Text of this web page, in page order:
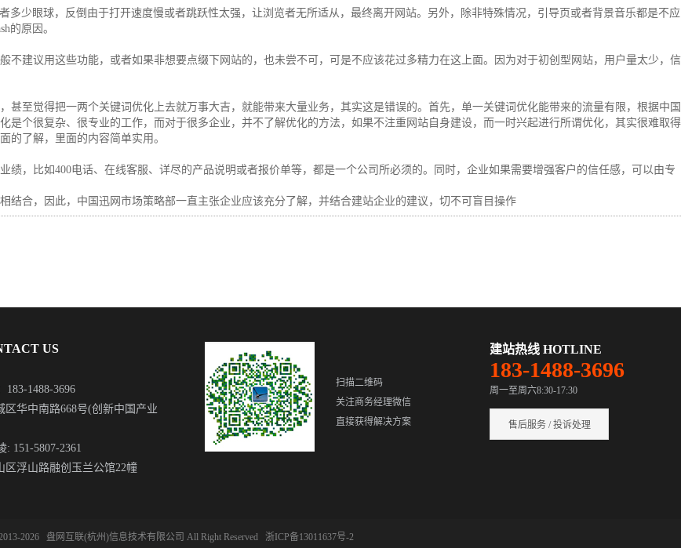
少眼球，反倒由于打开速度慢或者跳跃性太强，让浏览者无所适从，最终离开网站。另外，除非特殊情况，引导页或者背景音乐都是不应
的原因。
建议用这些功能，或者如果非想要点缀下网站的，也未尝不可，可是不应该花过多精力在这上面。因为对于初创型网站，用户量太少，信
觉得把一两个关键词优化上去就万事大吉，就能带来大量业务，其实这是错误的。首先，单一关键词优化能带来的流量有限，根据中国
个很复杂、很专业的工作，而对于很多企业，并不了解优化的方法，如果不注重网站自身建设，而一时兴起进行所谓优化，其实很难取得
的了解，里面的内容简单实用。
比如400电话、在线客服、详尽的产品说明或者报价单等，都是一个公司所必须的。同时，企业如果需要增强客户的信任感，可以由专
合，因此，中国迅网市场策略部一直主张企业应该充分了解，并结合建站企业的建议，切不可盲目操作
US
183-1488-3696
区华中南路668号(创新中国产业
: 151-5807-2361
区浮山路融创玉兰公馆22幢
扫描二维码
关注商务经理微信
直接获得解决方案
建站热线 HOTLINE
183-1488-3696
周一至周六8:30-17:30
售后服务 / 投诉处理
2026 盘网互联(杭州)信息技术有限公司 All Right Reserved 浙ICP备13011637号-2